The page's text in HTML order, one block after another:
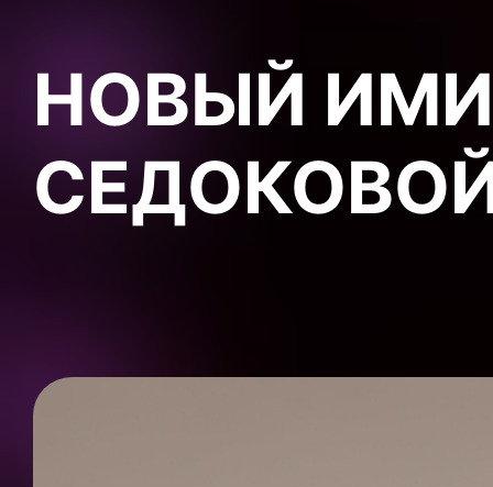
НОВЫЙ